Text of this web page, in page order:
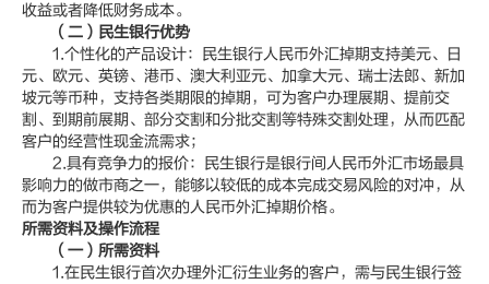
收益或者降低财务成本。
（二）民生银行优势
1.个性化的产品设计：民生银行人民币外汇掉期支持美元、日
元、欧元、英镑、港币、澳大利亚元、加拿大元、瑞士法郎、新加
坡元等币种，支持各类期限的掉期，可为客户办理展期、提前交
割、到期前展期、部分交割和分批交割等特殊交割处理，从而匹配
客户的经营性现金流需求；
2.具有竞争力的报价：民生银行是银行间人民币外汇市场最具
影响力的做市商之一，能够以较低的成本完成交易风险的对冲，从
而为客户提供较为优惠的人民币外汇掉期价格。
所需资料及操作流程
（一）所需资料
1.在民生银行首次办理外汇衍生业务的客户，需与民生银行签